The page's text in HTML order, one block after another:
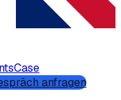
Case
anfragen